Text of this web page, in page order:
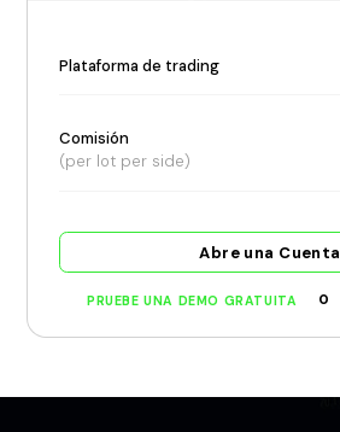
Plataforma de trading
Comisión
(per lot per side)
Abre una Cuenta
PRUEBE UNA DEMO GRATUITA O